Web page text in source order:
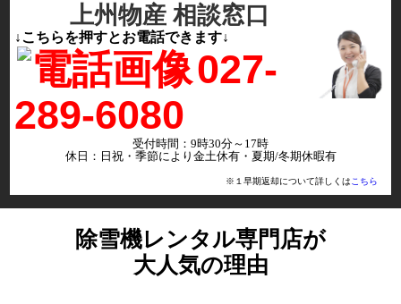
上州物産 相談窓口
↓こちらを押すとお電話できます↓
027-
289-6080
受付時間：9時30分～17時
休日：日祝・季節により金土休有・夏期/冬期休暇有
※１早期返却について詳しくはこちら
除雪機レンタル専門店が
大人気の理由